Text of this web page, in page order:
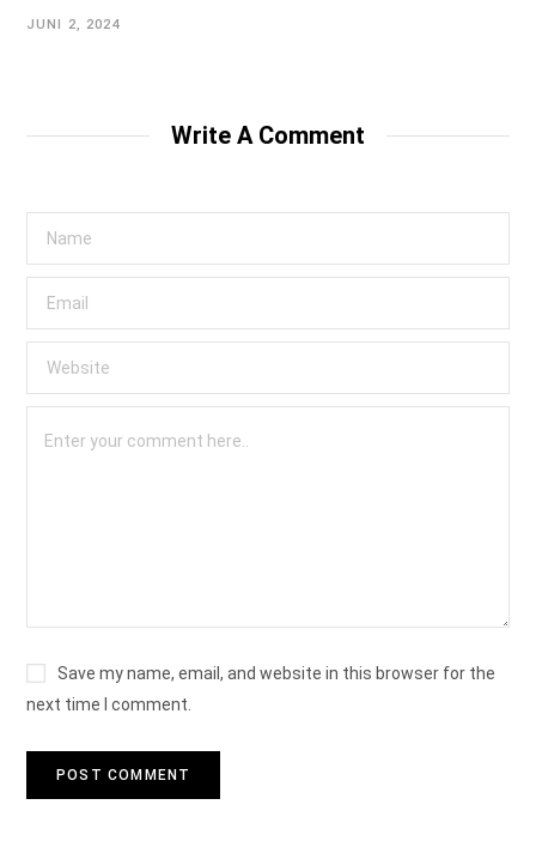
JUNI 2, 2024
Write A Comment
Save my name, email, and website in this browser for the
next time I comment.